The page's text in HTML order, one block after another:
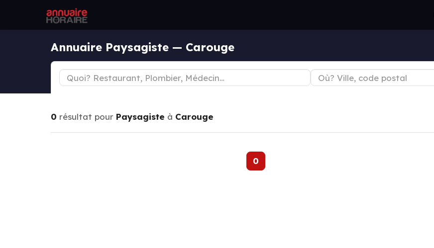
Annuaire Paysagiste — Carouge
0 résultat pour Paysagiste à Carouge
0